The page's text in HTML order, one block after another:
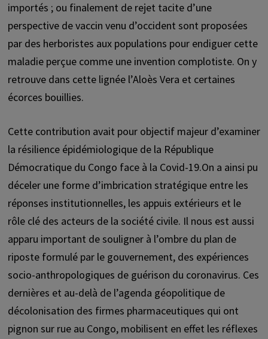
importés ; ou finalement de rejet tacite d’une
perspective de vaccin venu d’occident sont proposées
par des herboristes aux populations pour endiguer cette
maladie perçue comme une invention complotiste. On y
retrouve dans cette lignée l’Aloès Vera et certaines
écorces bouillies.
Cette contribution avait pour objectif majeur d’examiner
la résilience épidémiologique de la République
Démocratique du Congo face à la Covid-19.On a ainsi pu
déceler une forme d’imbrication stratégique entre les
réponses institutionnelles, les appuis extérieurs et le
rôle clé des acteurs de la société civile. Il nous est aussi
apparu important de souligner à l’ombre du plan de
riposte formulé par le gouvernement, des expériences
socio-anthropologiques de guérison du coronavirus. Ces
dernières et au-delà de l’agenda géopolitique de
décolonisation des firmes pharmaceutiques qui ont
pignon sur rue au Congo, mobilisent en effet les réflexes